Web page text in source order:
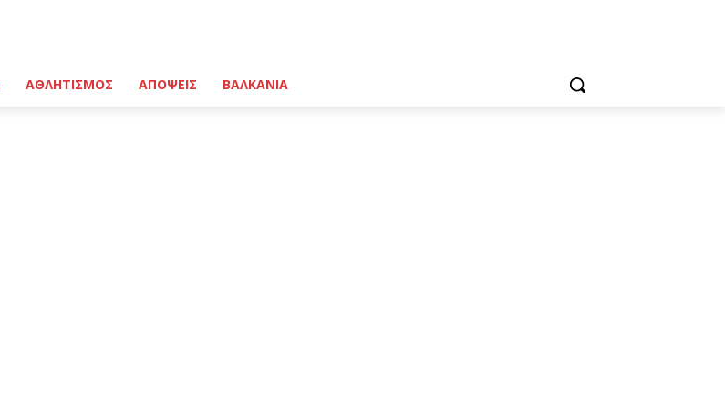
ΑΘΛΗΤΙΣΜΟΣ ΑΠΟΨΕΙΣ ΒΑΛΚΑΝΙΑ